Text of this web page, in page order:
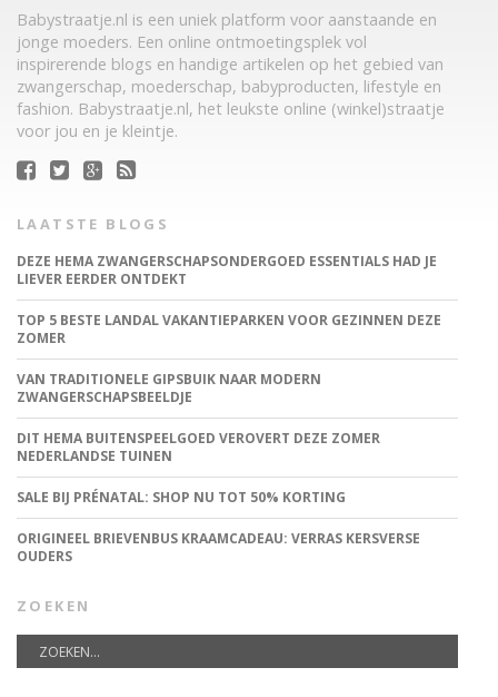
Babystraatje.nl is een uniek platform voor aanstaande en
jonge moeders. Een online ontmoetingsplek vol
inspirerende blogs en handige artikelen op het gebied van
zwangerschap, moederschap, babyproducten, lifestyle en
fashion. Babystraatje.nl, het leukste online (winkel)straatje
voor jou en je kleintje.
LAATSTE BLOGS
DEZE HEMA ZWANGERSCHAPSONDERGOED ESSENTIALS HAD JE
LIEVER EERDER ONTDEKT
TOP 5 BESTE LANDAL VAKANTIEPARKEN VOOR GEZINNEN DEZE
ZOMER
VAN TRADITIONELE GIPSBUIK NAAR MODERN
ZWANGERSCHAPSBEELDJE
DIT HEMA BUITENSPEELGOED VEROVERT DEZE ZOMER
NEDERLANDSE TUINEN
SALE BIJ PRÉNATAL: SHOP NU TOT 50% KORTING
ORIGINEEL BRIEVENBUS KRAAMCADEAU: VERRAS KERSVERSE
OUDERS
ZOEKEN